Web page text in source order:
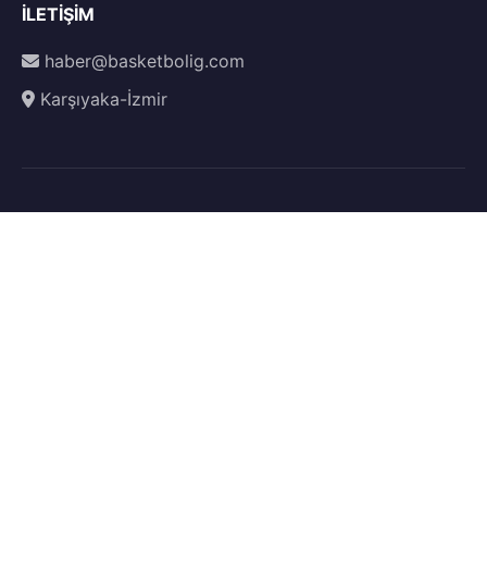
İLETIŞIM
haber@basketbolig.com
Karşıyaka-İzmir